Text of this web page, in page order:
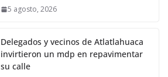
5 agosto, 2026
Delegados y vecinos de Atlatlahuaca
invirtieron un mdp en repavimentar
su calle